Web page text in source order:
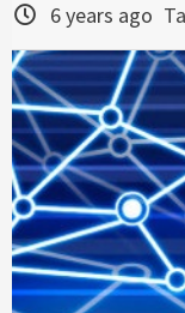
6 years ago